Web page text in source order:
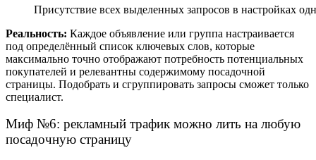
Присутствие всех выделенных запросов в настройках
Реальность: Каждое объявление или группа настраивается
под определённый список ключевых слов, которые
максимально точно отображают потребность потенциальных
покупателей и релевантны содержимому посадочной
страницы. Подобрать и сгруппировать запросы сможет только
специалист.
Миф №6: рекламный трафик можно лить на любую
посадочную страницу